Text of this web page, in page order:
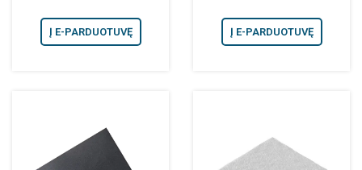
Į E-PARDUOTUVĘ Į E-PARDUOTUVĘ